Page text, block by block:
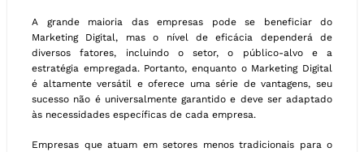
A grande maioria das empresas pode se beneficiar do
Marketing Digital, mas o nível de eficácia dependerá de
diversos fatores, incluindo o setor, o público-alvo e a
estratégia empregada. Portanto, enquanto o Marketing Digital
é altamente versátil e oferece uma série de vantagens, seu
sucesso não é universalmente garantido e deve ser adaptado
às necessidades específicas de cada empresa.
Empresas que atuam em setores menos tradicionais para o